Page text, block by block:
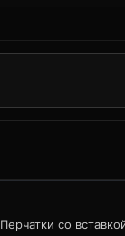
Перчатки со